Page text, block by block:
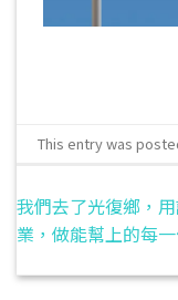
This entry was
我們去了光復鄉，
業，做能幫上的每